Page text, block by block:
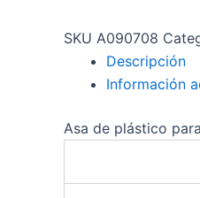
SKU A090708
Descripción
Información
Asa de plástico